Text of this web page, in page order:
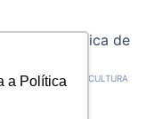
a Política
Política de
ASSISTÊNCIA E CULTURA